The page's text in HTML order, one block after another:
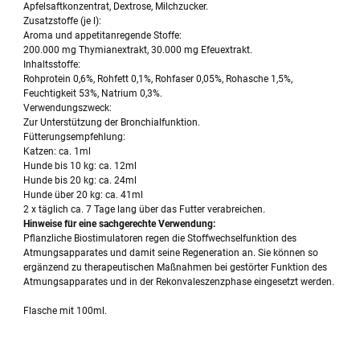
Apfelsaftkonzentrat, Dextrose, Milchzucker.
Zusatzstoffe (je l):
Aroma und appetitanregende Stoffe:
200.000 mg Thymianextrakt, 30.000 mg Efeuextrakt.
Inhaltsstoffe:
Rohprotein 0,6%, Rohfett 0,1%, Rohfaser 0,05%, Rohasche 1,5%,
Feuchtigkeit 53%, Natrium 0,3%.
Verwendungszweck:
Zur Unterstützung der Bronchialfunktion.
Fütterungsempfehlung:
Katzen: ca. 1ml
Hunde bis 10 kg: ca. 12ml
Hunde bis 20 kg: ca. 24ml
Hunde über 20 kg: ca. 41ml
2 x täglich ca. 7 Tage lang über das Futter verabreichen.
Hinweise für eine sachgerechte Verwendung:
Pflanzliche Biostimulatoren regen die Stoffwechselfunktion des
Atmungsapparates und damit seine Regeneration an. Sie können so
ergänzend zu therapeutischen Maßnahmen bei gestörter Funktion des
Atmungsapparates und in der Rekonvaleszenzphase eingesetzt werden.
Flasche mit 100ml.